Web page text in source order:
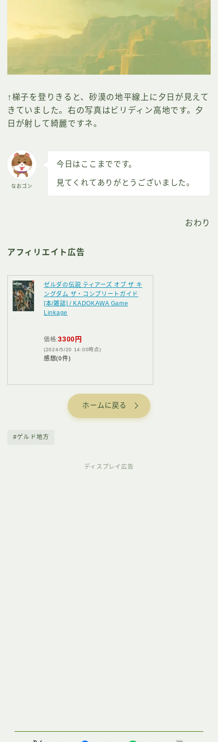
↑梯子を登りきると、砂漠の地平線上に夕日が見えて
きていました。右の写真はビリディン高地です。夕
日が射して綺麗ですネ。
なおゴン
今日はここまでです。
見てくれてありがとうございました。
おわり
アフィリエイト広告
ゼルダの伝説 ティアーズ オブ ザ キ
ングダム ザ・コンプリートガイド
[本/雑誌] / KADOKAWA Game
Linkage
価格:3300円
(2024/5/20 14:00時点)
感想(0件)
ホームに戻る
#ゲルド地方
ディスプレイ広告